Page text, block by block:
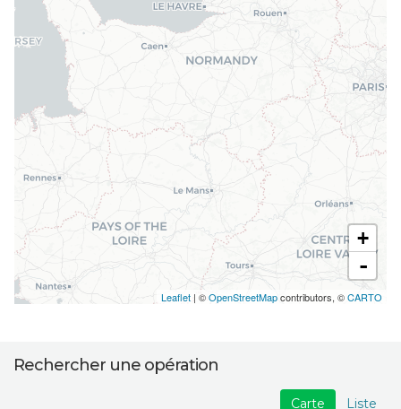
+
-
Leaflet | ©OpenStreetMapcontributors, ©CARTO
Rechercher une opération
Liste
Carte